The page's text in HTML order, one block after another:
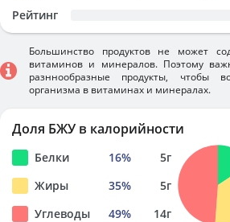
Рейтинг
Большинство продуктов не может
витаминов и минералов. Поэтому
разннообразные продукты, чтобы
организма в витаминах и минералах.
Доля БЖУ в калорийности
Белки 16% 5г
Жиры
35% 5г
Углеводы
49% 14г